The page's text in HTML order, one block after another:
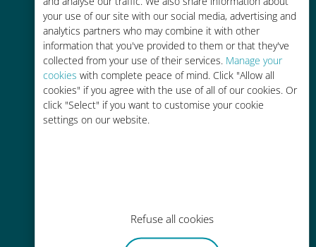
your use of our site with our social media, advertising and
analytics partners who may combine it with other
information that you've provided to them or that they've
collected from your use of their services. Manage your
cookies with complete peace of mind. Click "Allow all
cookies" if you agree with the use of all of our cookies. Or
click "Select" if you want to customise your cookie
settings on our website.
Refuse all cookies
간편한 충전
Wi-Fi나 남은 데이터가 없어도 Ubigi
간편한